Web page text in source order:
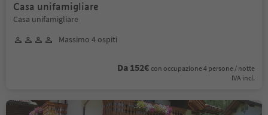
Casa unifamigliare
Casa unifamigliare
Massimo 4 ospiti
Da 152€ con occupazione 4 persone / notte
IVA incl.